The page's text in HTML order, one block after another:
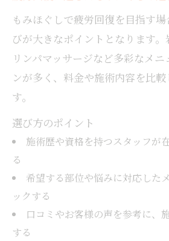
もみほぐしで疲労回復を目指す
びが大きなポイントとなります
リンパマッサージなど多彩なメ
ンが多く、料金や施術内容を比
す。
選び方のポイント
施術歴や資格を持つスタッフが
る
希望する部位や悩みに対応した
ックする
口コミやお客様の声を参考に、
する